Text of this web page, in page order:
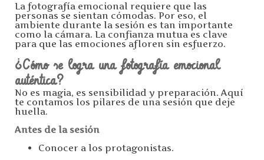
La fotografía emocional requiere que las
personas se sientan cómodas. Por eso, el
ambiente durante la sesión es tan importante
como la cámara. La confianza mutua es clave
para que las emociones afloren sin esfuerzo.
¿Cómo se logra una fotografía emocional
auténtica?
No es magia, es sensibilidad y preparación. Aquí
te contamos los pilares de una sesión que deje
huella.
Antes de la sesión
Conocer a los protagonistas.